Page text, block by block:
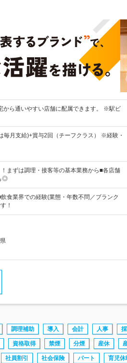
から通いやすい店舗に配属できます。 ※駅ビ
毎月支給)+賞与2回（チーフクラス） ※経験・
まずは調理・接客等の基本業務から■各店舗
◎
食業界での経験(業態・年数不問／ブランク
！
調理補助 導入 会計 人事
資格取得 禁煙 分煙 産休
社員割引 社会保険 パート 育児休